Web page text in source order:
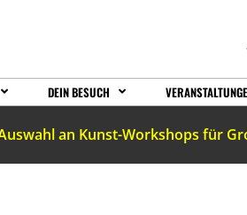
DEIN BESUCH
an Kunst-Workshops für